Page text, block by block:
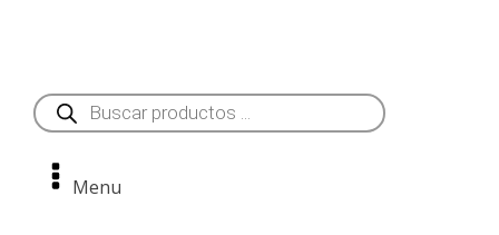
Búsqueda
de
Menu